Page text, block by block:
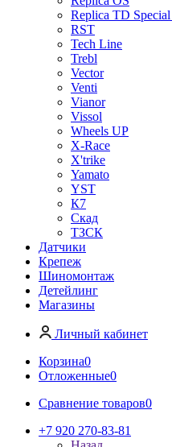
Replica TD Special
RST
Tech Line
Trebl
Vector
Venti
Vianor
Vissol
Wheels UP
X-Race
X'trike
Yamato
YST
К7
Скад
ТЗСК
Датчики
Крепеж
Шиномонтаж
Детейлинг
Магазины
Личный кабинет
Корзина0
Отложенные0
Сравнение товаров0
+7 920 270-83-81